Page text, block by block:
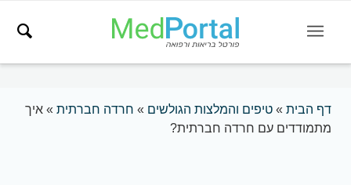
דף הבית» טיפים והמלצות הגולשים » חרדה חברתית» איך
מתמודדים עם חרדה חברתית?